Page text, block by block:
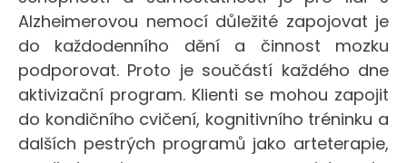
Alzheimerovou nemocí důležité zapojovat je
do každodenního dění a činnost mozku
podporovat. Proto je součástí každého dne
aktivizační program. Klienti se mohou zapojit
do kondičního cvičení, kognitivního tréninku a
dalších pestrých programů jako arteterapie,